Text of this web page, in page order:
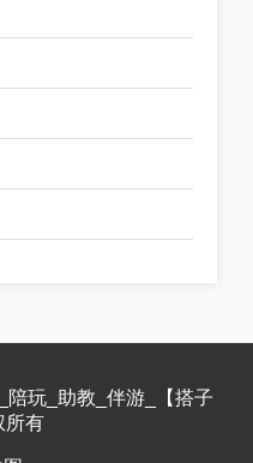
玩_助教_伴游_【搭子
所有